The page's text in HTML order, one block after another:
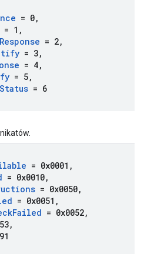
= 0,
= 1 ,
Response = 2,
= 3,
= 4,
= 5,
Status = 6
= 0x0001 ,
= 0x0010,
= 0x0050,
= 0x0051 ,
Failed = 0x0052,
,